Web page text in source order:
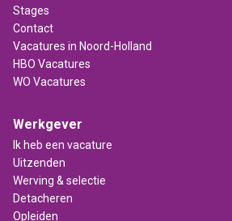
Stages
Contact
Vacatures in Noord-Holland
HBO Vacatures
WO Vacatures
Werkgever
Ik heb een vacature
Uitzenden
Werving & selectie
Detacheren
Opleiden